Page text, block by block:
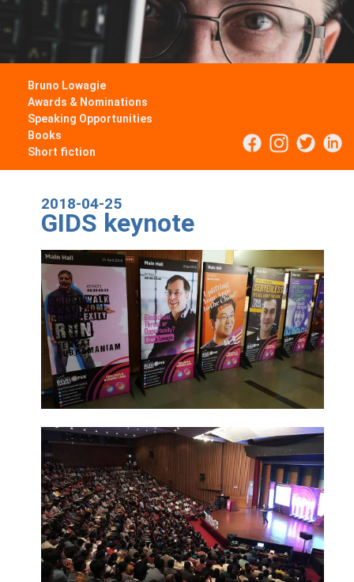
Bruno Lowagie
Awards & Nominations
Speaking Opportunities
Books
Short fiction
2018-04-25
GIDS keynote